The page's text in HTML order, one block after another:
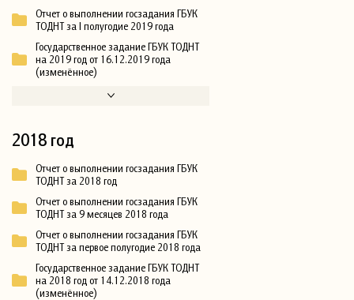
Отчет о выполнении госзадания ГБУК
ТОДНТ за I полугодие 2019 года
Государственное задание ГБУК ТОДНТ
на 2019 год от 16.12.2019 года
(изменённое)
2018 год
Отчет о выполнении госзадания ГБУК
ТОДНТ за 2018 год
Отчет о выполнении госзадания ГБУК
ТОДНТ за 9 месяцев 2018 года
Отчет о выполнении госзадания ГБУК
ТОДНТ за первое полугодие 2018 года
Государственное задание ГБУК ТОДНТ
на 2018 год от 14.12.2018 года
(изменённое)